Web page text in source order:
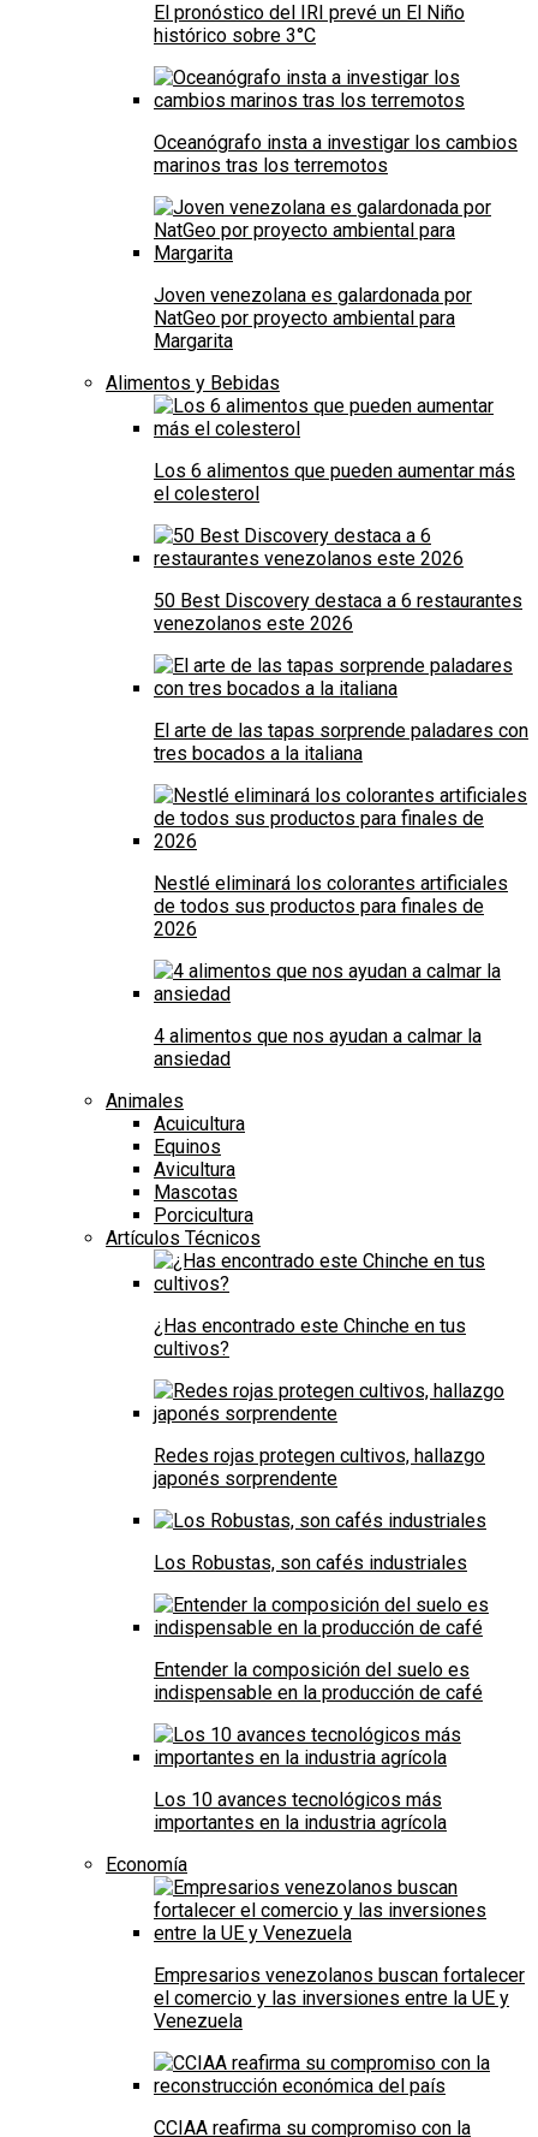
El pronóstico del IRI prevé un El Niño
histórico sobre 3°C
Oceanógrafo insta a investigar los cambios
marinos tras los terremotos
Joven venezolana es galardonada por
NatGeo por proyecto ambiental para
Margarita
Alimentos y Bebidas
Los 6 alimentos que pueden aumentar más
el colesterol
50 Best Discovery destaca a 6 restaurantes
venezolanos este 2026
El arte de las tapas sorprende paladares con
tres bocados a la italiana
Nestlé eliminará los colorantes artificiales
de todos sus productos para finales de
2026
4 alimentos que nos ayudan a calmar la
ansiedad
Animales
Acuicultura
Equinos
Avicultura
Mascotas
Porcicultura
Artículos Técnicos
¿Has encontrado este Chinche en tus
cultivos?
Redes rojas protegen cultivos, hallazgo
japonés sorprendente
Los Robustas, son cafés industriales
Entender la composición del suelo es
indispensable en la producción de café
Los 10 avances tecnológicos más
importantes en la industria agrícola
Economía
Empresarios venezolanos buscan fortalecer
el comercio y las inversiones entre la UE y
Venezuela
CCIAA reafirma su compromiso con la